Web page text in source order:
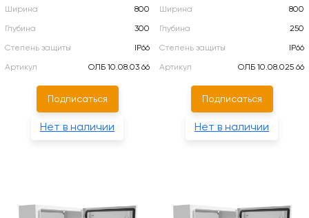
Ширина
800
Глубина
300
Степень защиты
IP66
Артикул
ОЛБ 10.08.03 66
Подписаться
Нет в наличии
Ширина
800
Глубина
250
Степень защиты
IP66
Артикул
ОЛБ 10.08.025 66
Подписаться
Нет в наличии